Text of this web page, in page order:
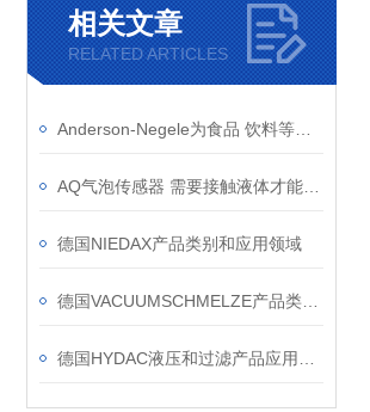
相关文章
RELATED ARTICLES
德国NIEDAX产品类别和应用领域